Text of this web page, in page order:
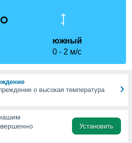
южный
0
2 м/с
о высокая температура
Установить